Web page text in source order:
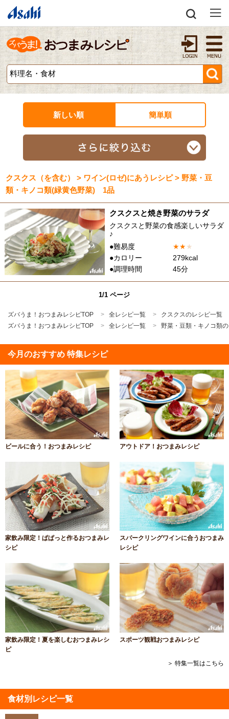
新しい順 簡単順
クスクス（を含む） > ワイン(ロゼ)にあうレシピ > 野菜・豆
類・キノコ類(緑黄色野菜) 1品
クスクスと焼き野菜のサラダ
クスクスと野菜の食感楽しいサラダ
♪
●難易度
★★★
●カロリー
279kcal
●調理時間
45分
1/1 ページ
ズバうま！おつまみレシピTOP 全レシピ一覧
クスクスのレシピ一覧
ズバうま！おつまみレシピTOP
全レシピ一覧 野菜・豆類・キノコ類
今月のおすすめ 特集レシピ
ビールに合う！おつまみレシピ アウトドア！おつまみレシピ
家飲み限定！ぱぱっと作るおつまみレ
シピ
スパークリングワインに合うおつまみ
レシピ
家飲み限定！夏を楽しむおつまみレシ
ピ
スポーツ観戦おつまみレシピ
＞ 特集一覧はこちら
食材別レシピ一覧